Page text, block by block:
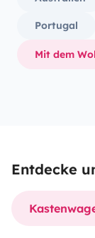
Portugal
Mit dem
Entdecke